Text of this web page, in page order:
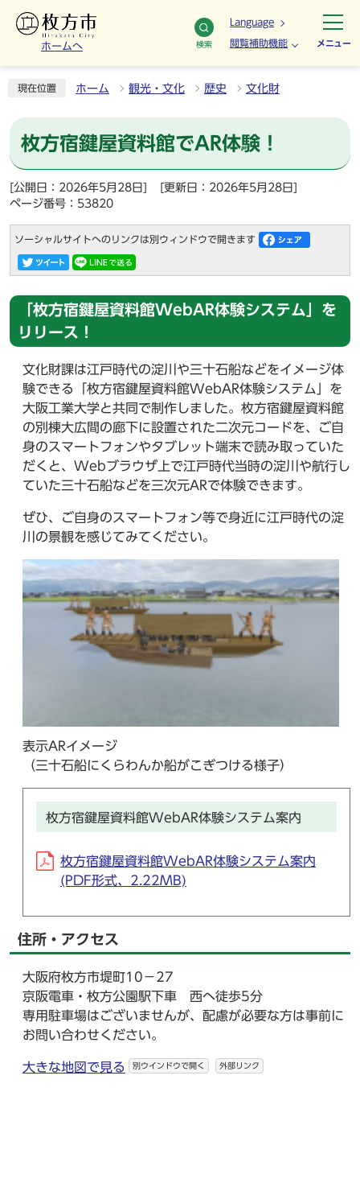
ホームへ 検索
Language
閲覧補助機能 メニュー
現在位置 ホーム 観光・文化 歴史 文化財
枚方宿鍵屋資料館でAR体験！
[公開日：2026年5月28日]
[更新日：2026年5月28日]
ページ番号：53820
ソーシャルサイトへのリンクは別ウィンドウで開きます
「枚方宿鍵屋資料館WebAR体験システム」を
リリース！
文化財課は江戸時代の淀川や三十石船などをイメージ体
験できる「枚方宿鍵屋資料館WebAR体験システム」を
大阪工業大学と共同で制作しました。枚方宿鍵屋資料館
の別棟大広間の廊下に設置された二次元コードを、ご自
身のスマートフォンやタブレット端末で読み取っていた
だくと、Webブラウザ上で江戸時代当時の淀川や航行し
ていた三十石船などを三次元ARで体験できます。
ぜひ、ご自身のスマートフォン等で身近に江戸時代の淀
川の景観を感じてみてください。
表示ARイメージ
（三十石船にくらわんか船がこぎつける様子）
枚方宿鍵屋資料館WebAR体験システム案内
枚方宿鍵屋資料館WebAR体験システム案内
(PDF形式、2.22MB)
住所・アクセス
大阪府枚方市堤町10－27
京阪電車・枚方公園駅下車 西へ徒歩5分
専用駐車場はございませんが、配慮が必要な方は事前に
お問い合わせください。
大きな地図で見る 別ウインドウで開く 外部リンク